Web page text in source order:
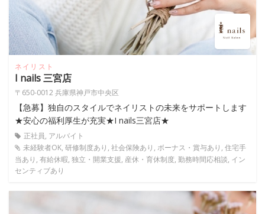
ネイリスト
I nails 三宮店
〒650-0012 兵庫県神戸市中央区
【急募】独自のスタイルでネイリストの未来をサポートします
★安心の福利厚生が充実★I nails三宮店★
正社員, アルバイト
未経験者OK, 研修制度あり, 社会保険あり, ボーナス・賞与あり, 住宅手
当あり, 有給休暇, 独立・開業支援, 産休・育休制度, 勤務時間応相談, イン
センティブあり